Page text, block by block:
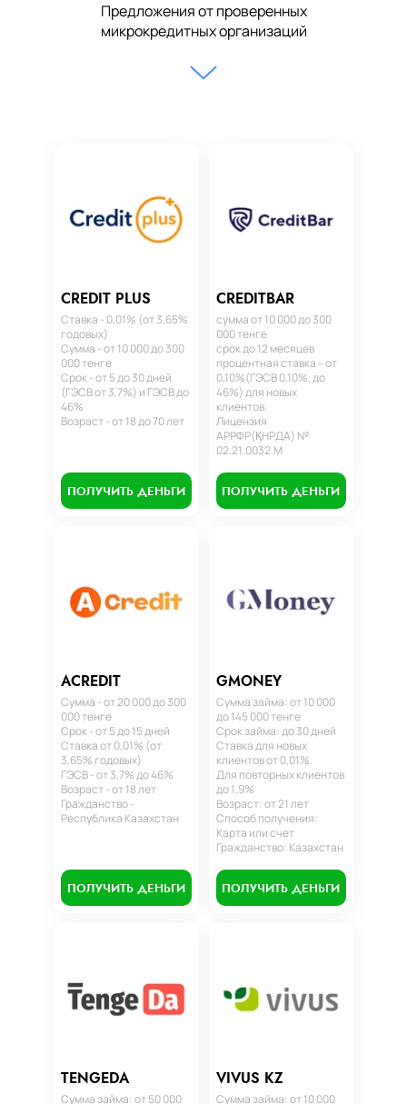
Предложения от проверенных
микрокредитных организаций
CREDIT PLUS
Ставка - 0,01% (от 3,65%
годовых)
Сумма - от 10 000 до 300
000 тенге
Срок - от 5 до 30 дней
(ГЭСВ от 3,7%) и ГЭСВ до
46%
Возраст - от 18 до 70 лет
ПОЛУЧИТЬ ДЕНЬГИ
CREDITBAR
сумма от 10 000 до 300
000 тенге
срок до 12 месяцев
процентная ставка – от
0,10%(ГЭСВ 0,10%, до
46%) для новых
клиентов.
Лицензия
АРРФР(ҚНРДА) №
02.21.0032.М
ПОЛУЧИТЬ ДЕНЬГИ
ACREDIT
Сумма - от 20 000 до 300
000 тенге
Срок - от 5 до 15 дней
Ставка от 0,01% (от
3,65% годовых)
ГЭСВ - от 3,7% до 46%
Возраст - от 18 лет
Гражданство -
Республика Казахстан
ПОЛУЧИТЬ ДЕНЬГИ
GMONEY
Сумма займа: от 10 000
до 145 000 тенге
Срок займа: до 30 дней
Ставка для новых
клиентов от 0,01%.
Для повторных клиентов
до 1,9%
Возраст: от 21 лет
Способ получения:
Карта или счет
Гражданство: Казахстан
ПОЛУЧИТЬ ДЕНЬГИ
TENGEDA
Сумма займа: от 50 000
VIVUS KZ
Сумма займа: от 10 000